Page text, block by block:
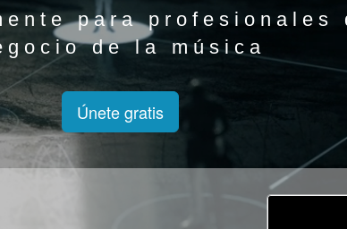
para profesionales
de la música
Únete gratis